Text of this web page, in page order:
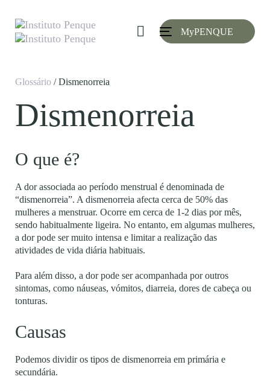
links to
primary
navigation
content
Toggle
MyPENQUE
Glossário / Dismenorreia
Dismenorreia
O que é?
A dor associada ao período menstrual é denominada de
“dismenorreia”. A dismenorreia afecta cerca de 50% das
mulheres a menstruar. Ocorre em cerca de 1-2 dias por mês,
sendo habitualmente ligeira. No entanto, em algumas mulheres,
a dor pode ser muito intensa e limitar a realização das
atividades de vida diária habituais.
Para além disso, a dor pode ser acompanhada por outros
sintomas, como náuseas, vómitos, diarreia, dores de cabeça ou
tonturas.
Causas
Podemos dividir os tipos de dismenorreia em primária e
secundária.